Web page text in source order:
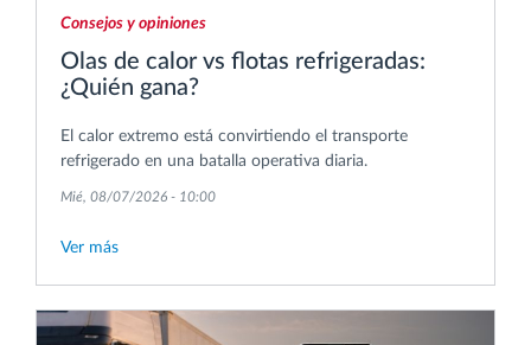
Consejos y opiniones
Olas de calor vs flotas refrigeradas:
¿Quién gana?
El calor extremo está convirtiendo el transporte
refrigerado en una batalla operativa diaria.
Mié, 08/07/2026 - 10:00
Ver más